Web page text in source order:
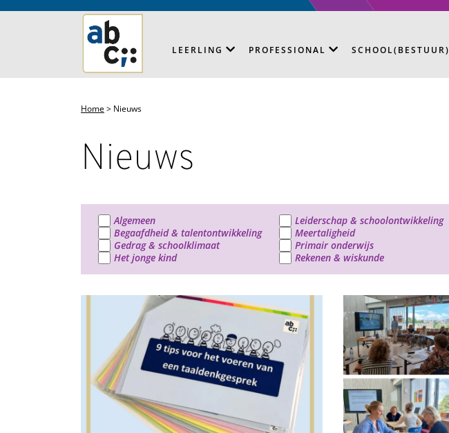
LEERLING PROFESSIONAL SCHOOL(BESTUUR)
Home> Nieuws
Nieuws
Algemeen
Begaafdheid & talentontwikkeling
Gedrag & schoolklimaat
Het jonge kind
Leiderschap & schoolontwikkeling
Meertaligheid
Primair onderwijs
Rekenen & wiskunde